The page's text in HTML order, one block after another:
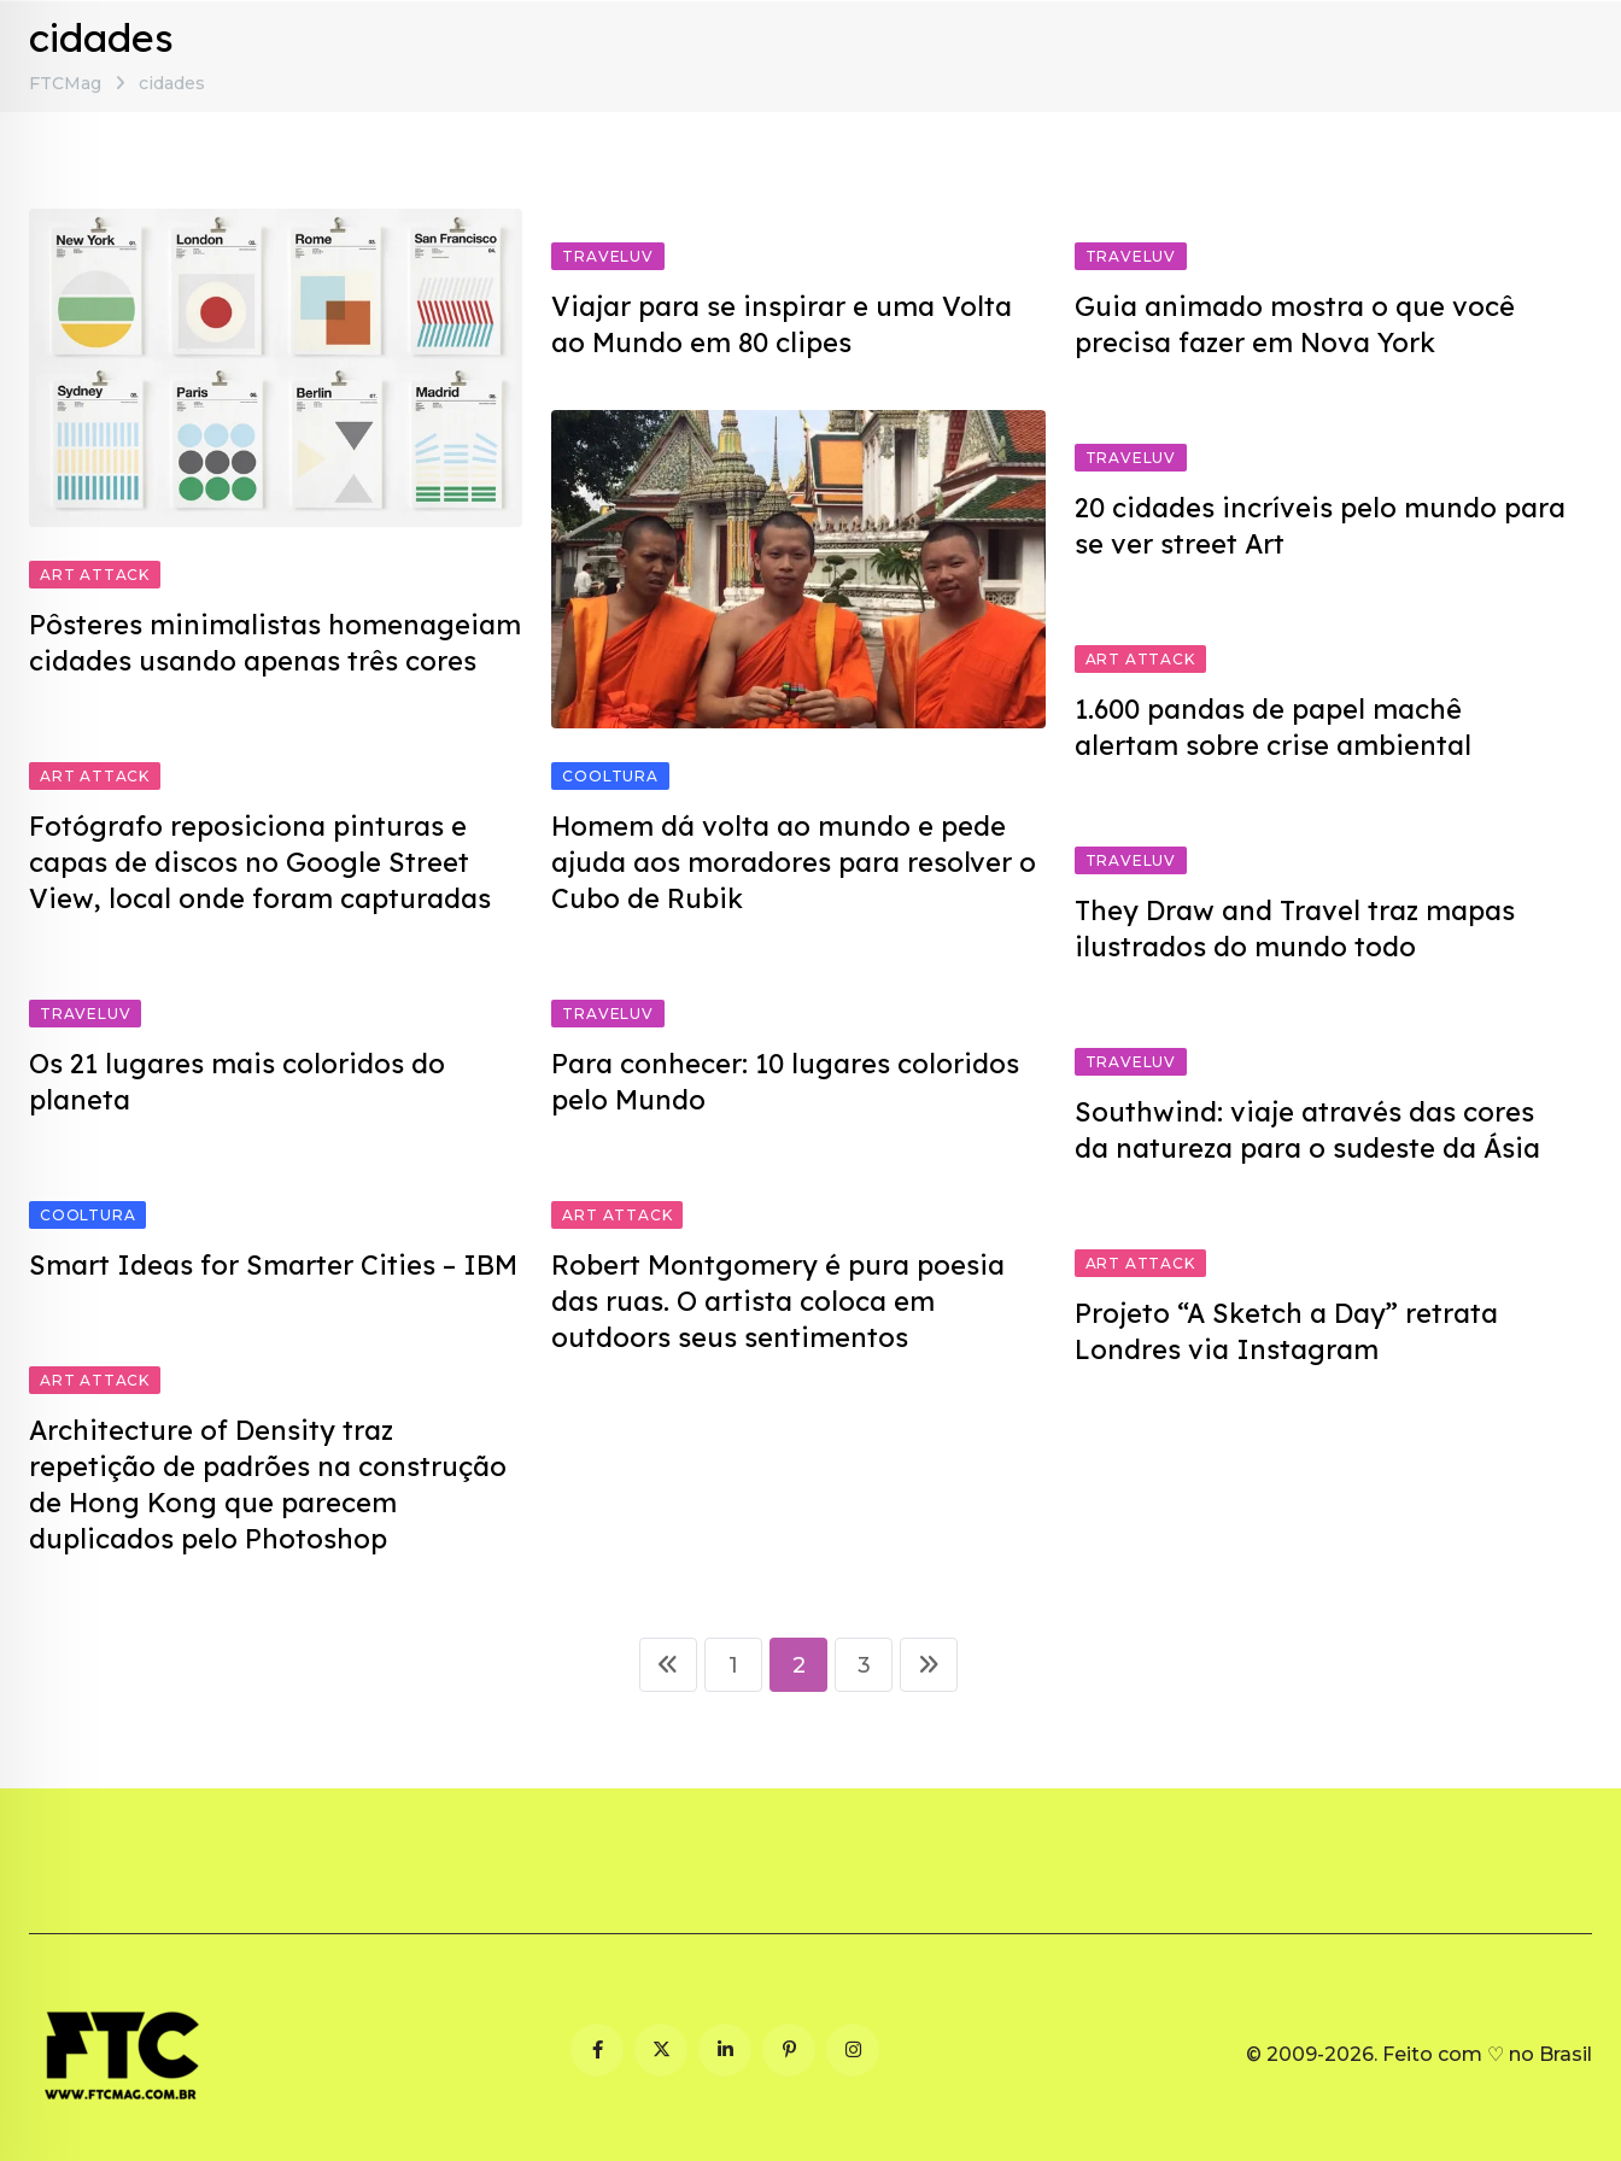
cidades
FTCMag cidades
ART ATTACK
Pôsteres minimalistas homenageiam
cidades usando apenas três cores
TRAVELUV
Viajar para se inspirar e uma Volta
ao Mundo em 80 clipes
TRAVELUV
Guia animado mostra o que você
precisa fazer em Nova York
COOLTURA
Homem dá volta ao mundo e pede
ajuda aos moradores para resolver o
Cubo de Rubik
TRAVELUV
20 cidades incríveis pelo mundo para
se ver street Art
ART ATTACK
1.600 pandas de papel machê
alertam sobre crise ambiental
ART ATTACK
Fotógrafo reposiciona pinturas e
capas de discos no Google Street
View, local onde foram capturadas
TRAVELUV
They Draw and Travel traz mapas
ilustrados do mundo todo
TRAVELUV
Os 21 lugares mais coloridos do
planeta
TRAVELUV
Para conhecer: 10 lugares coloridos
pelo Mundo
TRAVELUV
Southwind: viaje através das cores
da natureza para o sudeste da Ásia
COOLTURA
Smart Ideas for Smarter Cities – IBM
ART ATTACK
Robert Montgomery é pura poesia
das ruas. O artista coloca em
outdoors seus sentimentos
ART ATTACK
Projeto “A Sketch a Day” retrata
Londres via Instagram
ART ATTACK
Architecture of Density traz
repetição de padrões na construção
de Hong Kong que parecem
duplicados pelo Photoshop
1 2 3
© 2009-2026. Feito com ♡ no Brasil